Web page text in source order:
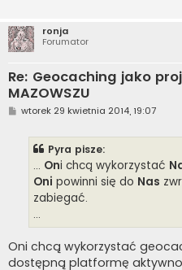
ronja
Forumator
Re: Geocaching jako
MAZOWSZU
Pwtorek 29 kwietnia 2014, 19:07
Pyra pisze:
... Oni chcą wykorzystać
Oni powinni się do Nas
zabiegać.
...
Oni chcą wykorzystać
dostępną platformę